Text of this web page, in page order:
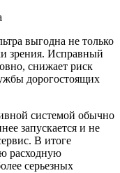
выгодна не только
зрения. Исправный
снижает риск
дорогостоящих
системой обычно
запускается и не
В итоге
расходную
серьезных